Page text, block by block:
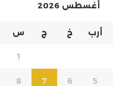
أغسطس 2026
أرب خ ج س
1
5
6
7
8